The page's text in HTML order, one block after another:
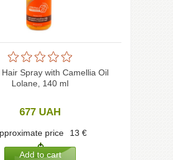
Hair Spray with Camellia Oil
Lolane, 140 ml
677 UAH
price 13 €